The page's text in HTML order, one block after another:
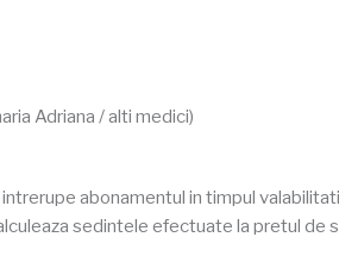
Adriana / alti medici)
abonamentul in timpul
sedintele efectuate la pretul de